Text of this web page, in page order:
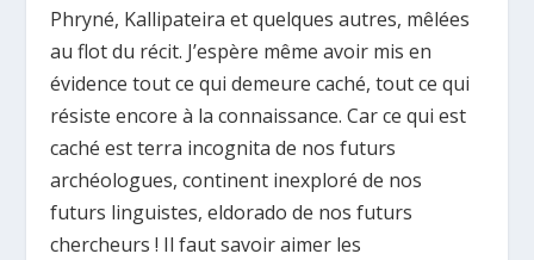
Phryné, Kallipateira et quelques autres, mêlées
au flot du récit. J’espère même avoir mis en
évidence tout ce qui demeure caché, tout ce qui
résiste encore à la connaissance. Car ce qui est
caché est terra incognita de nos futurs
archéologues, continent inexploré de nos
futurs linguistes, eldorado de nos futurs
chercheurs ! Il faut savoir aimer les